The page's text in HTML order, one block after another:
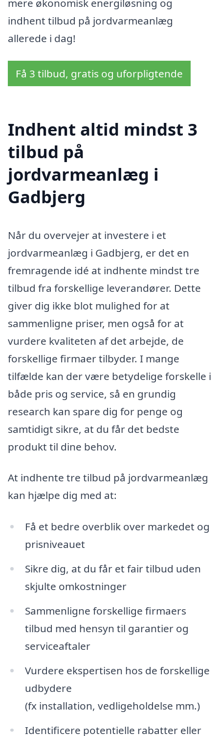
mere økonomisk energiløsning og
indhent tilbud på jordvarmeanlæg
allerede i dag!
Få 3 tilbud, gratis og uforpligtende
Indhent altid mindst 3
tilbud på
jordvarmeanlæg i
Gadbjerg
Når du overvejer at investere i et
jordvarmeanlæg i Gadbjerg, er det en
fremragende idé at indhente mindst tre
tilbud fra forskellige leverandører. Dette
giver dig ikke blot mulighed for at
sammenligne priser, men også for at
vurdere kvaliteten af det arbejde, de
forskellige firmaer tilbyder. I mange
tilfælde kan der være betydelige forskelle i
både pris og service, så en grundig
research kan spare dig for penge og
samtidigt sikre, at du får det bedste
produkt til dine behov.
At indhente tre tilbud på jordvarmeanlæg
kan hjælpe dig med at:
Få et bedre overblik over markedet og
prisniveauet
Sikre dig, at du får et fair tilbud uden
skjulte omkostninger
Sammenligne forskellige firmaers
tilbud med hensyn til garantier og
serviceaftaler
Vurdere ekspertisen hos de forskellige
udbydere
(fx installation, vedligeholdelse mm.)
Identificere potentielle rabatter eller